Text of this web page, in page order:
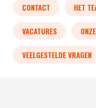
CONTACT HET
VACATURES
VEELGESTELDE VRAGEN